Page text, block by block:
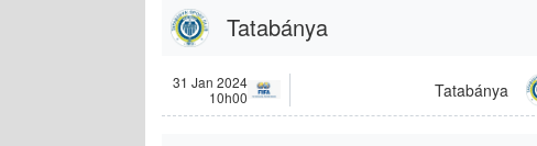
Tatabánya
31 Jan 2024
10h00
Tatabánya